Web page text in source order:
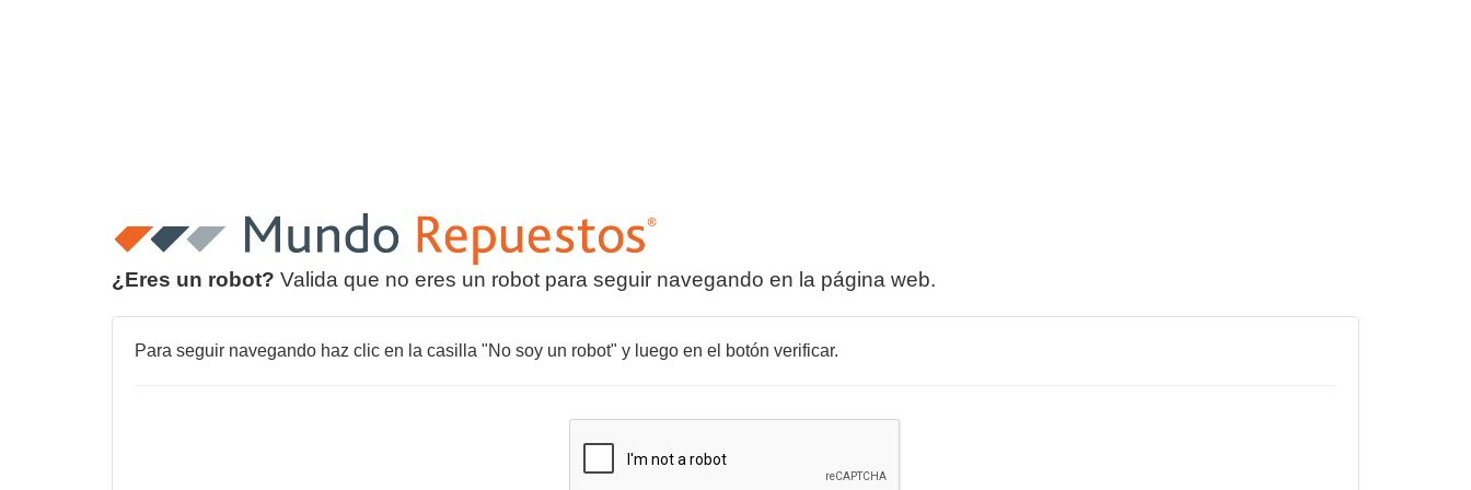
¿Eres un robot? Valida que no eres un robot para seguir navegando en la página web.
Para seguir navegando haz clic en la casilla "No soy un robot" y luego en el botón verificar.